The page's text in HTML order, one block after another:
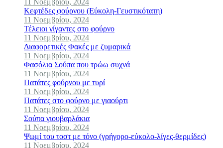
11 Νοεμβρίου, 2024
Κεφτέδες φούρνου (Εύκολη-Γευστικότατη)
11 Νοεμβρίου, 2024
Τέλειοι γίγαντες στο φούρνο
11 Νοεμβρίου, 2024
Διαφορετικές Φακές με ζυμαρικά
11 Νοεμβρίου, 2024
Φασόλια Σούπα που τρώω συχνά
11 Νοεμβρίου, 2024
Πατάτες φούρνου με τυρί
11 Νοεμβρίου, 2024
Πατάτες στο φούρνο με γιαούρτι
11 Νοεμβρίου, 2024
Σούπα γιουβαρλάκια
11 Νοεμβρίου, 2024
Ψωμί του τοστ με τόνο (γρήγορο-εύκολο-λίγες-θερμίδες)
11 Νοεμβρίου, 2024